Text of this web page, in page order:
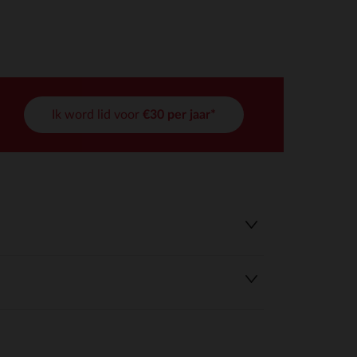
Ik word lid voor €30 per jaar*